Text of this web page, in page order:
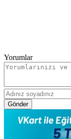
Yorumlar
Gönder